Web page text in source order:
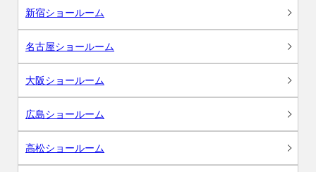
新宿ショールーム
名古屋ショールーム
大阪ショールーム
広島ショールーム
高松ショールーム